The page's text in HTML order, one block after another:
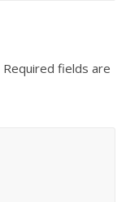
Required fields are